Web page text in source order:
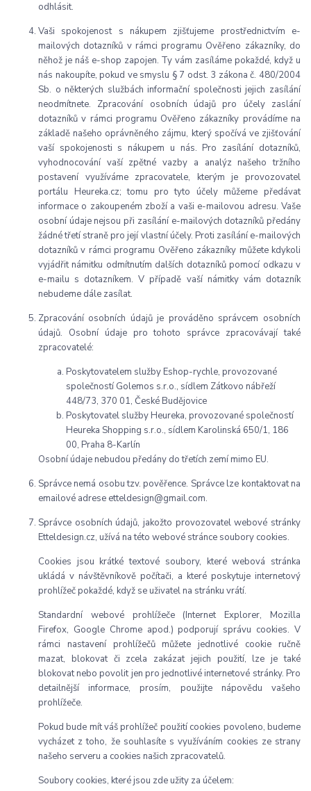
odhlásit.
Vaši spokojenost s nákupem zjišťujeme prostřednictvím e-
mailových dotazníků v rámci programu Ověřeno zákazníky, do
něhož je náš e-shop zapojen. Ty vám zasíláme pokaždé, když u
nás nakoupíte, pokud ve smyslu § 7 odst. 3 zákona č. 480/2004
Sb. o některých službách informační společnosti jejich zasílání
neodmítnete. Zpracování osobních údajů pro účely zaslání
dotazníků v rámci programu Ověřeno zákazníky provádíme na
základě našeho oprávněného zájmu, který spočívá ve zjišťování
vaší spokojenosti s nákupem u nás. Pro zasílání dotazníků,
vyhodnocování vaší zpětné vazby a analýz našeho tržního
postavení využíváme zpracovatele, kterým je provozovatel
portálu Heureka.cz; tomu pro tyto účely můžeme předávat
informace o zakoupeném zboží a vaši e-mailovou adresu. Vaše
osobní údaje nejsou při zasílání e-mailových dotazníků předány
žádné třetí straně pro její vlastní účely. Proti zasílání e-mailových
dotazníků v rámci programu Ověřeno zákazníky můžete kdykoli
vyjádřit námitku odmítnutím dalších dotazníků pomocí odkazu v
e-mailu s dotazníkem. V případě vaší námitky vám dotazník
nebudeme dále zasílat.
Zpracování osobních údajů je prováděno správcem osobních
údajů. Osobní údaje pro tohoto správce zpracovávají také
zpracovatelé:
Poskytovatelem služby Eshop-rychle, provozované
společností Golemos s.r.o., sídlem Zátkovo nábřeží
448/73, 370 01, České Budějovice
Poskytovatel služby Heureka, provozované společností
Heureka Shopping s.r.o., sídlem Karolinská 650/1, 186
00, Praha 8-Karlín
Osobní údaje nebudou předány do třetích zemí mimo EU.
Správce nemá osobu tzv. pověřence. Správce lze kontaktovat na
emailové adrese etteldesign@gmail.com.
Správce osobních údajů, jakožto provozovatel webové stránky
Etteldesign.cz, užívá na této webové stránce soubory cookies.
Cookies jsou krátké textové soubory, které webová stránka
ukládá v návštěvníkově počítači, a které poskytuje internetový
prohlížeč pokaždé, když se uživatel na stránku vrátí.
Standardní webové prohlížeče (Internet Explorer, Mozilla
Firefox, Google Chrome apod.) podporují správu cookies. V
rámci nastavení prohlížečů můžete jednotlivé cookie ručně
mazat, blokovat či zcela zakázat jejich použití, lze je také
blokovat nebo povolit jen pro jednotlivé internetové stránky. Pro
detailnější informace, prosím, použijte nápovědu vašeho
prohlížeče.
Pokud bude mít váš prohlížeč použití cookies povoleno, budeme
vycházet z toho, že souhlasíte s využíváním cookies ze strany
našeho serveru a cookies našich zpracovatelů.
Soubory cookies, které jsou zde užity za účelem: